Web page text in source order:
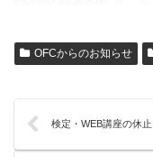
OFCからのお知らせ
検定・WEB講座の休